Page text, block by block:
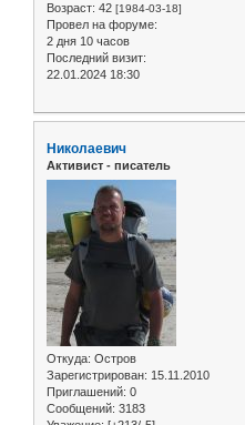
Возраст: 42 [1984-03-18]
Провел на форуме:
2 дня 10 часов
Последний визит:
22.01.2024 18:30
Николаевич
Активист - писатель
Откуда: Остров
Зарегистрирован: 15.11.2010
Приглашений: 0
Сообщений: 3183